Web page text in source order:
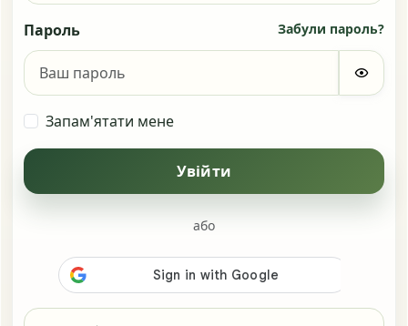
Пароль Забули пароль?
Запам'ятати мене
Увійти
або